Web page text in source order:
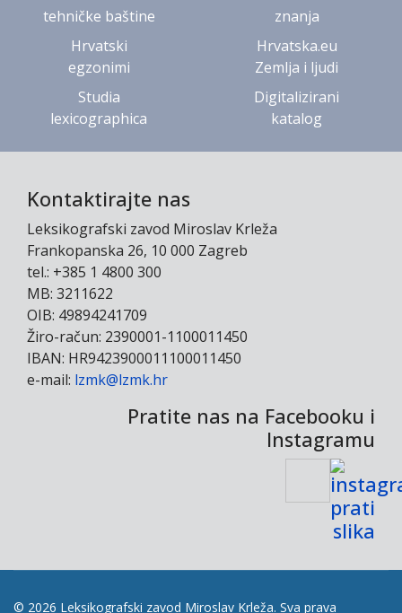
tehničke baštine
znanja
Hrvatski
egzonimi
Hrvatska.eu
Zemlja i ljudi
Studia
lexicographica
Digitalizirani
katalog
Kontaktirajte nas
Leksikografski zavod Miroslav Krleža
Frankopanska 26, 10 000 Zagreb
tel.: +385 1 4800 300
MB: 3211622
OIB: 49894241709
Žiro-račun: 2390001-1100011450
IBAN: HR9423900011100011450
e-mail: lzmk@lzmk.hr
Pratite nas na Facebooku i
Instagramu
© 2026 Leksikografski zavod Miroslav Krleža. Sva prava